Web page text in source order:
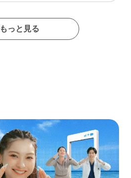
であるなんて思わなかったな…
もっと見る